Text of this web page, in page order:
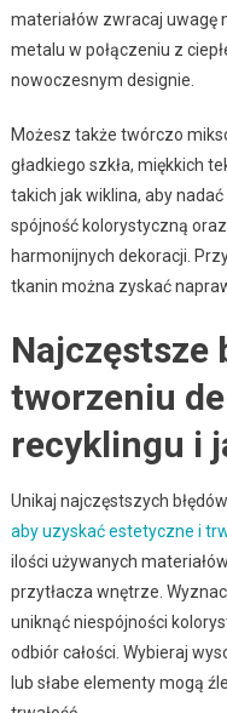
materiałów zwracaj uwagę
metalu w połączeniu z
nowoczesnym designie.
Możesz także twórczo
gładkiego szkła, miękkich
takich jak wiklina, aby
spójność kolorystyczną
harmonijnych dekoracji.
tkanin można zyskać
Najczęstsze
tworzeniu
recyklingu i
Unikaj najczęstszych
aby uzyskać estetyczne i
ilości używanych
przytłacza wnętrze.
uniknąć niespójności
odbiór całości. Wybieraj
lub słabe elementy mogą